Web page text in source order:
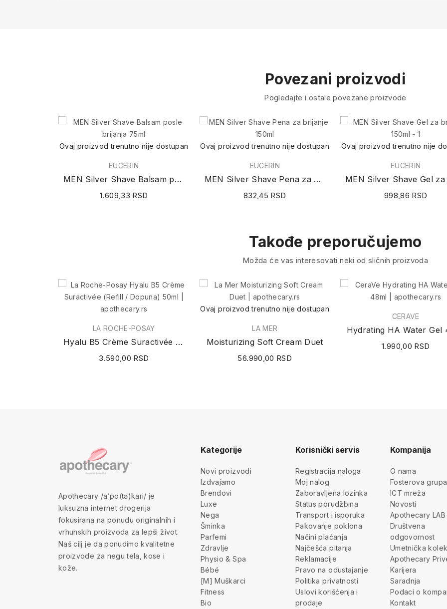
Povezani proizvodi
Pogledajte i ostale povezane proizvode
Ovaj proizvod trenutno nije dostupan
EUCERIN
MEN Silver Shave Balsam posle brijanja 75ml
1.609,33 RSD
Ovaj proizvod trenutno nije dostupan
EUCERIN
MEN Silver Shave Pena za brijanje 150ml
832,45 RSD
Ovaj proizvod trenutno nije
EUCERIN
998,86 RSD
Takođe preporučujemo
Možda će vas interesovati neki od sličnih proizvoda
LA ROCHE-POSAY
Hyalu B5 Crème Suractivée (Refill / Dopuna) 50ml
3.590,00 RSD
Ovaj proizvod trenutno nije dostupan
LA MER
Moisturizing Soft Cream Duet
56.990,00 RSD
CERAVE
Hydrating HA Water Gel
1.990,00 RSD
Apothecary /a’po(tə)kari/ je
luksuzna internet drogerija
fokusirana na ponudu originalnih i
vrhunskih proizvoda za lepši život.
Naš cilj je da ponudimo kvalitetne
proizvode za negu tela, kose i
kože.
Kategorije
Novi proizvodi
Izdvajamo
Brendovi
Luxe
Nega
Šminka
Parfemi
Zdravlje
Physio & Spa
Bébé
[M] Muškarci
Fitness
Bio
Korisnički servis
Registracija naloga
Moj nalog
Zaboravljena lozinka
Status porudžbina
Transport i isporuka
Pakovanje poklona
Načini plaćanja
Najčešća pitanja
Reklamacije
Pravo na odustajanje
Politika privatnosti
Uslovi korišćenja i
prodaje
Kompanija
O nama
Fosterova grupa
ICT mreža
Novosti
Apothecary LAB
Društvena
odgovornost
Umetnička
Apothecary
Karijera
Saradnja
Podaci o
Kontakt